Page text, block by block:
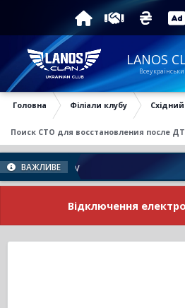
LANOS
Головна Філіали клубу Східний
Поиск СТО для восстановления после
ВАЖЛИВЕ
Відключення